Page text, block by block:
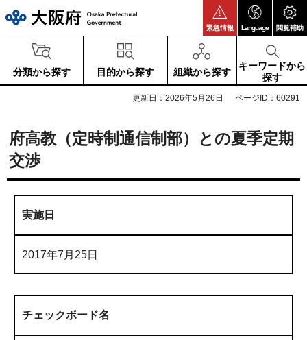
緊急情報 Language 閲覧補助
分類から探す 目的から探す 組織から探す
キーワードから
探す
更新日：2026年5月26日 ページID：60291
府高教（定時制通信制部）との夏季定期
交渉
実施日
2017年7月25日
チェックボード名